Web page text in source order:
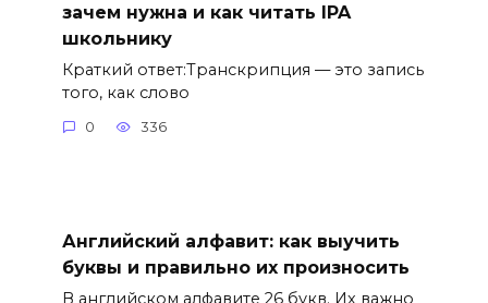
зачем нужна и как читать IPA
школьнику
Краткий ответ:Транскрипция — это запись
того, как слово
0 336
Английский алфавит: как выучить
буквы и правильно их произносить
В английском алфавите 26 букв. Их важно